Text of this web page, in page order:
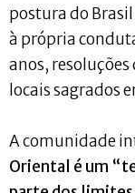
postura do
à própria
anos, resoluções
locais sagrados
A comunidade
Oriental é um